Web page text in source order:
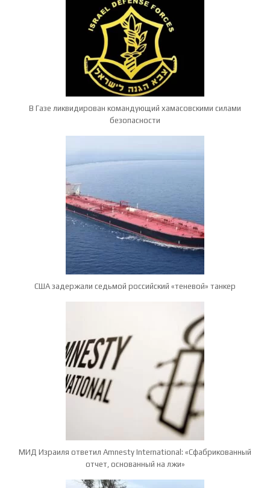
В Газе ликвидирован командующий хамасовскими силами
безопасности
США задержали седьмой российский «теневой» танкер
МИД Израиля ответил Amnesty International: «Сфабрикованный
отчет, основанный на лжи»